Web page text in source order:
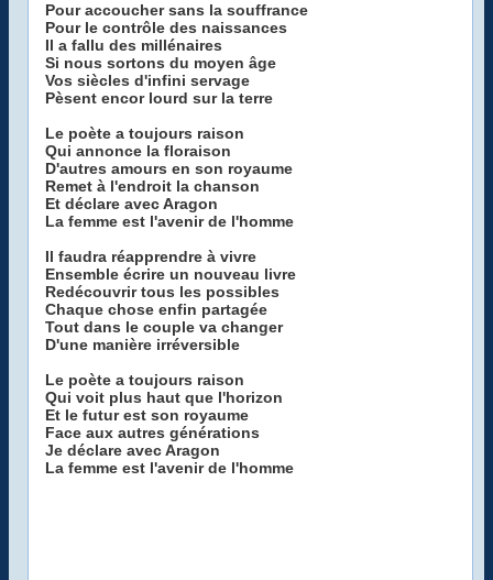
Pour accoucher sans la souffrance
Pour le contrôle des naissances
Il a fallu des millénaires
Si nous sortons du moyen âge
Vos siècles d'infini servage
Pèsent encor lourd sur la terre
Le poète a toujours raison
Qui annonce la floraison
D'autres amours en son royaume
Remet à l'endroit la chanson
Et déclare avec Aragon
La femme est l'avenir de l'homme
Il faudra réapprendre à vivre
Ensemble écrire un nouveau livre
Redécouvrir tous les possibles
Chaque chose enfin partagée
Tout dans le couple va changer
D'une manière irréversible
Le poète a toujours raison
Qui voit plus haut que l'horizon
Et le futur est son royaume
Face aux autres générations
Je déclare avec Aragon
La femme est l'avenir de l'homme